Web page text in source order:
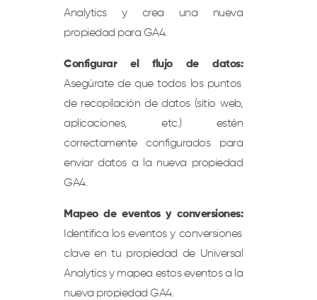
Analytics y crea una nueva
propiedad para GA4.
Configurar el flujo de datos:
Asegúrate de que todos los puntos
de recopilación de datos (sitio web,
aplicaciones, etc.) estén
correctamente configurados para
enviar datos a la nueva propiedad
GA4.
Mapeo de eventos y conversiones:
Identifica los eventos y conversiones
clave en tu propiedad de Universal
Analytics y mapea estos eventos a la
nueva propiedad GA4.